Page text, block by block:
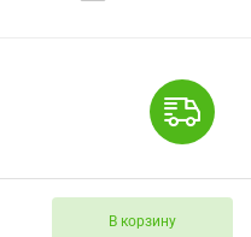
В корзину